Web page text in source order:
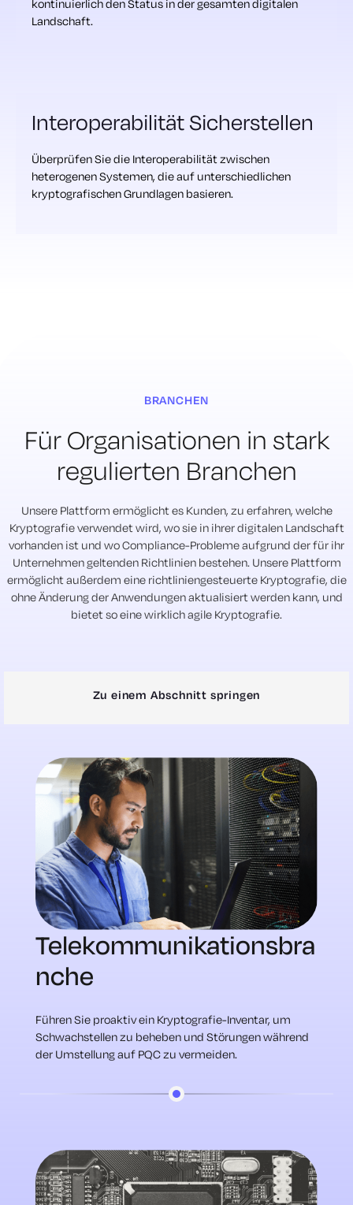
kontinuierlich den Status in der gesamten digitalen
Landschaft.
Interoperabilität Sicherstellen
Überprüfen Sie die Interoperabilität zwischen
heterogenen Systemen, die auf unterschiedlichen
kryptografischen Grundlagen basieren.
BRANCHEN
Für Organisationen in stark
regulierten Branchen
Unsere Plattform ermöglicht es Kunden, zu erfahren, welche
Kryptografie verwendet wird, wo sie in ihrer digitalen Landschaft
vorhanden ist und wo Compliance-Probleme aufgrund der für ihr
Unternehmen geltenden Richtlinien bestehen. Unsere Plattform
ermöglicht außerdem eine richtliniengesteuerte Kryptografie, die
ohne Änderung der Anwendungen aktualisiert werden kann, und
bietet so eine wirklich agile Kryptografie.
Zu einem Abschnitt springen
Telekommunikationsbra
nche
Führen Sie proaktiv ein Kryptografie-Inventar, um
Schwachstellen zu beheben und Störungen während
der Umstellung auf PQC zu vermeiden.